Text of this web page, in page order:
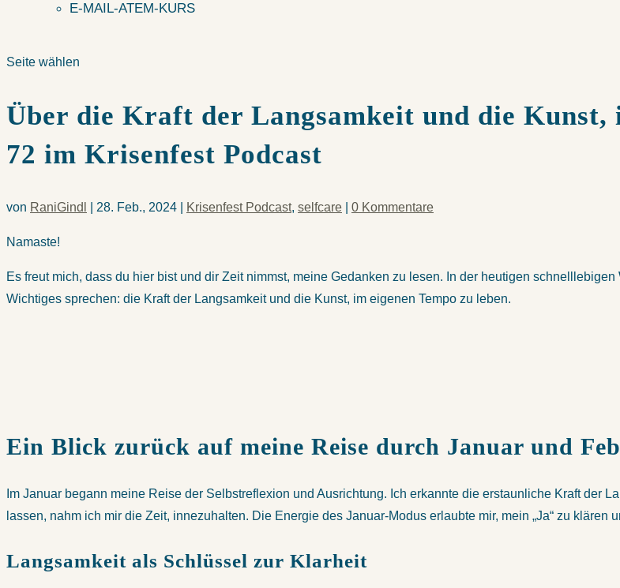
E-MAIL-ATEM-KURS
Seite wählen
Über die Kraft der Langsamkeit und die Kunst,
72 im Krisenfest Podcast
von RaniGindl 28. Feb., 2024 Krisenfest Podcast, selfcare 0 Kommentare
Namaste!
Es freut mich, dass du hier bist und dir Zeit nimmst, meine Gedanken zu lesen. In der heutigen
Wichtiges sprechen: die Kraft der Langsamkeit und die Kunst, im eigenen Tempo zu leben.
Ein Blick zurück auf meine Reise durch Januar und
Im Januar begann meine Reise der Selbstreflexion und Ausrichtung. Ich erkannte die erstaunliche Kraft der
lassen, nahm ich mir die Zeit, innezuhalten. Die Energie des Januar-Modus erlaubte mir, mein „Ja“ zu
Langsamkeit als Schlüssel zur Klarheit